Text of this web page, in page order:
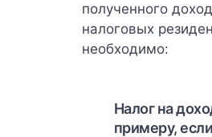
полученного
налоговых
необходимо:
Налог на
примеру,